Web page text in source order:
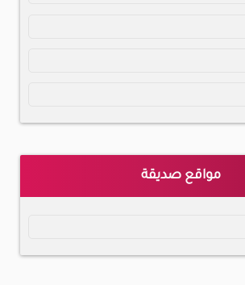
مواقع صديقة